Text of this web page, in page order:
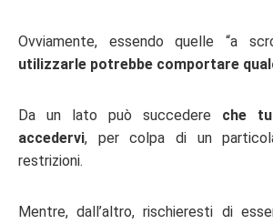
Ovviamente, essendo quelle “a
utilizzarle potrebbe comportare
Da un lato può succedere che
accedervi, per colpa di un
restrizioni.
Mentre, dall’altro, rischieresti di